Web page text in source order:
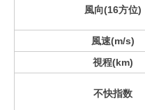
風向(16方位)
風速(m/s)
視程(km)
不快指数